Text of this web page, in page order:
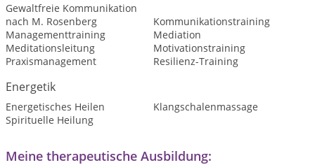
Gewaltfreie Kommunikation
nach M. Rosenberg
Kommunikationstraining
Managementtraining
Mediation
Meditationsleitung
Motivationstraining
Praxismanagement
Resilienz-Training
Energetik
Energetisches Heilen
Klangschalenmassage
Spirituelle Heilung
Meine therapeutische Ausbildung: